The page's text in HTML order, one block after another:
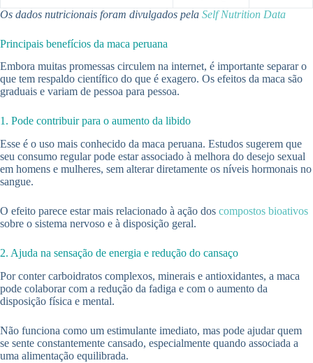
Os dados nutricionais foram divulgados pela Self Nutrition Data
Principais benefícios da maca peruana
Embora muitas promessas circulem na internet, é importante separar o
que tem respaldo científico do que é exagero. Os efeitos da maca são
graduais e variam de pessoa para pessoa.
1. Pode contribuir para o aumento da libido
Esse é o uso mais conhecido da maca peruana. Estudos sugerem que
seu consumo regular pode estar associado à melhora do desejo sexual
em homens e mulheres, sem alterar diretamente os níveis hormonais no
sangue.
O efeito parece estar mais relacionado à ação dos compostos bioativos
sobre o sistema nervoso e à disposição geral.
2. Ajuda na sensação de energia e redução do cansaço
Por conter carboidratos complexos, minerais e antioxidantes, a maca
pode colaborar com a redução da fadiga e com o aumento da
disposição física e mental.
Não funciona como um estimulante imediato, mas pode ajudar quem
se sente constantemente cansado, especialmente quando associada a
uma alimentação equilibrada.